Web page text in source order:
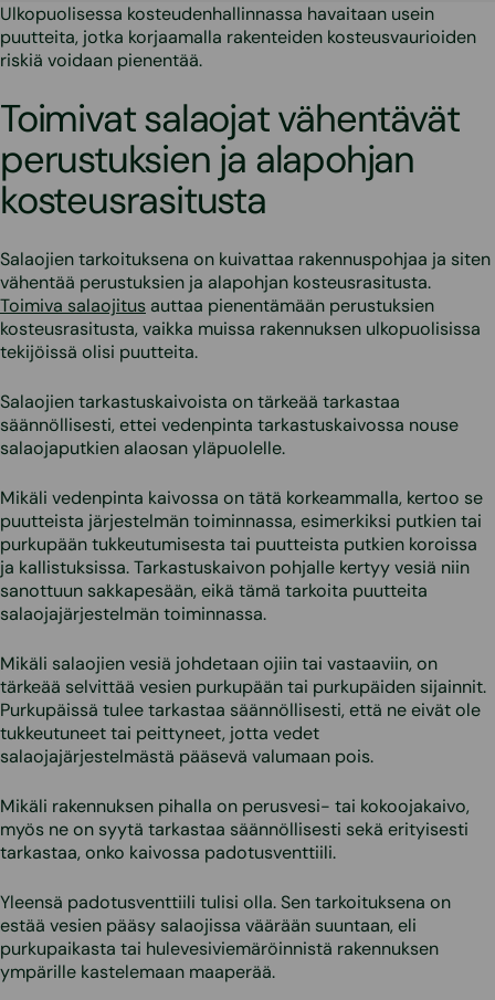
Ulkopuolisessa kosteudenhallinnassa havaitaan usein
puutteita, jotka korjaamalla rakenteiden kosteusvaurioiden
riskiä voidaan pienentää.
Toimivat salaojat vähentävät
perustuksien ja alapohjan
kosteusrasitusta
Salaojien tarkoituksena on kuivattaa rakennuspohjaa ja siten
vähentää perustuksien ja alapohjan kosteusrasitusta.
Toimiva salaojitus auttaa pienentämään perustuksien
kosteusrasitusta, vaikka muissa rakennuksen ulkopuolisissa
tekijöissä olisi puutteita.
Salaojien tarkastuskaivoista on tärkeää tarkastaa
säännöllisesti, ettei vedenpinta tarkastuskaivossa nouse
salaojaputkien alaosan yläpuolelle.
Mikäli vedenpinta kaivossa on tätä korkeammalla, kertoo se
puutteista järjestelmän toiminnassa, esimerkiksi putkien tai
purkupään tukkeutumisesta tai puutteista putkien koroissa
ja kallistuksissa. Tarkastuskaivon pohjalle kertyy vesiä niin
sanottuun sakkapesään, eikä tämä tarkoita puutteita
salaojajärjestelmän toiminnassa.
Mikäli salaojien vesiä johdetaan ojiin tai vastaaviin, on
tärkeää selvittää vesien purkupään tai purkupäiden sijainnit.
Purkupäissä tulee tarkastaa säännöllisesti, että ne eivät ole
tukkeutuneet tai peittyneet, jotta vedet
salaojajärjestelmästä pääsevä valumaan pois.
Mikäli rakennuksen pihalla on perusvesi- tai kokoojakaivo,
myös ne on syytä tarkastaa säännöllisesti sekä erityisesti
tarkastaa, onko kaivossa padotusventtiili.
Yleensä padotusventtiili tulisi olla. Sen tarkoituksena on
estää vesien pääsy salaojissa väärään suuntaan, eli
purkupaikasta tai hulevesiviemäröinnistä rakennuksen
ympärille kastelemaan maaperää.